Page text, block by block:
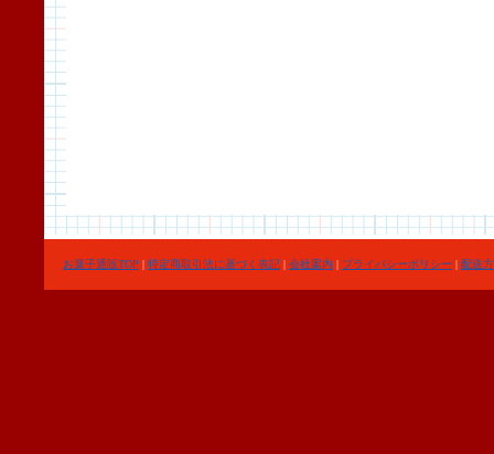
お菓子通販TOP | 特定商取引法に基づく表記 | 会社案内 | プライバシーポリシー | 配送